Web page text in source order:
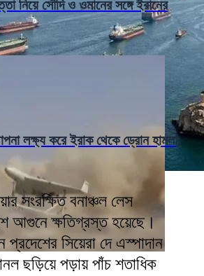
নিয়ে সৌদি ও ওমানের সঙ্গে ইরানের
লক্ষ্য করে ইরাক থেকে ড্রোন হামলা,
সংরক্ষিত বনাঞ্চল লেস
আগুনে ক্ষতিগ্রস্ত হয়েছে।
প্রদেশের সিয়েরা দে এস্পাদান
ছড়িয়ে পড়ায় পাঁচ শতাধিক